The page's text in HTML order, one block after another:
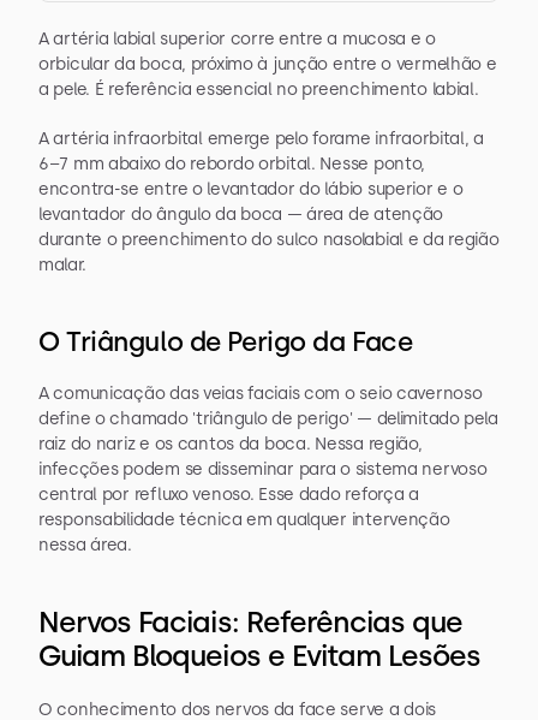
A artéria labial superior corre entre a mucosa e o
orbicular da boca, próximo à junção entre o vermelhão e
a pele. É referência essencial no preenchimento labial.
A artéria infraorbital emerge pelo forame infraorbital, a
6–7 mm abaixo do rebordo orbital. Nesse ponto,
encontra-se entre o levantador do lábio superior e o
levantador do ângulo da boca — área de atenção
durante o preenchimento do sulco nasolabial e da região
malar.
O Triângulo de Perigo da Face
A comunicação das veias faciais com o seio cavernoso
define o chamado 'triângulo de perigo' — delimitado pela
raiz do nariz e os cantos da boca. Nessa região,
infecções podem se disseminar para o sistema nervoso
central por refluxo venoso. Esse dado reforça a
responsabilidade técnica em qualquer intervenção
nessa área.
Nervos Faciais: Referências que
Guiam Bloqueios e Evitam Lesões
O conhecimento dos nervos da face serve a dois